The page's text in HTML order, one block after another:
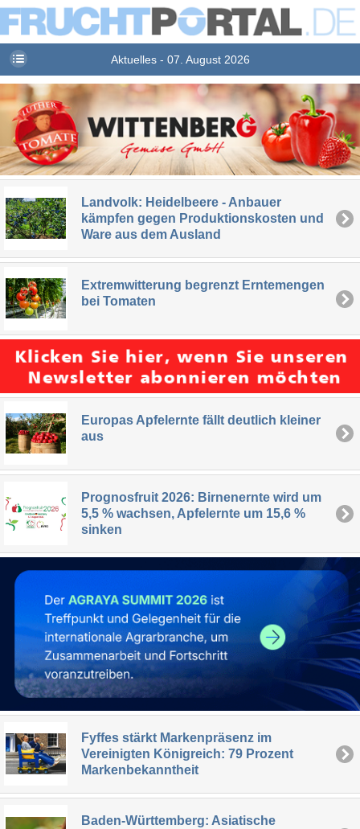
Aktuelles - 07. August 2026
Landvolk: Heidelbeere - Anbauer
kämpfen gegen Produktionskosten und
Ware aus dem Ausland
Extremwitterung begrenzt Erntemengen
bei Tomaten
Europas Apfelernte fällt deutlich kleiner
aus
Prognosfruit 2026: Birnenernte wird um
5,5 % wachsen, Apfelernte um 15,6 %
sinken
Fyffes stärkt Markenpräsenz im
Vereinigten Königreich: 79 Prozent
Markenbekanntheit
Baden-Württemberg: Asiatische